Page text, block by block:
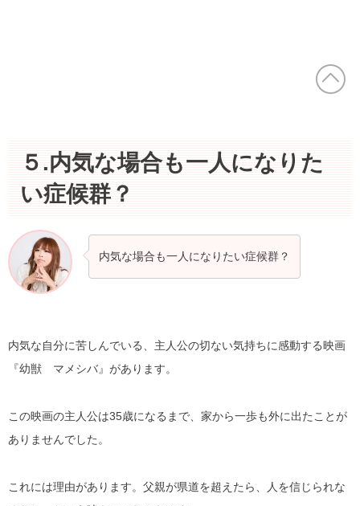
５.内気な場合も一人になりた
い症候群？
内気な場合も一人になりたい症候群？
内気な自分に苦しんでいる、主人公の切ない気持ちに感動する映画
『幼獣 マメシバ』があります。
この映画の主人公は35歳になるまで、家から一歩も外に出たことが
ありませんでした。
これには理由があります。父親が県道を超えたら、人を信じられな